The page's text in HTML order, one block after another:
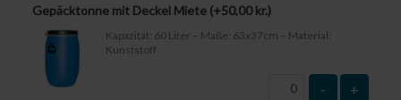
Gepäcktonne mit Deckel Miete (+50,00kr.)
Kapazität: 60 Liter – Maße: 63x37cm – Material:
Kunststoff
- +